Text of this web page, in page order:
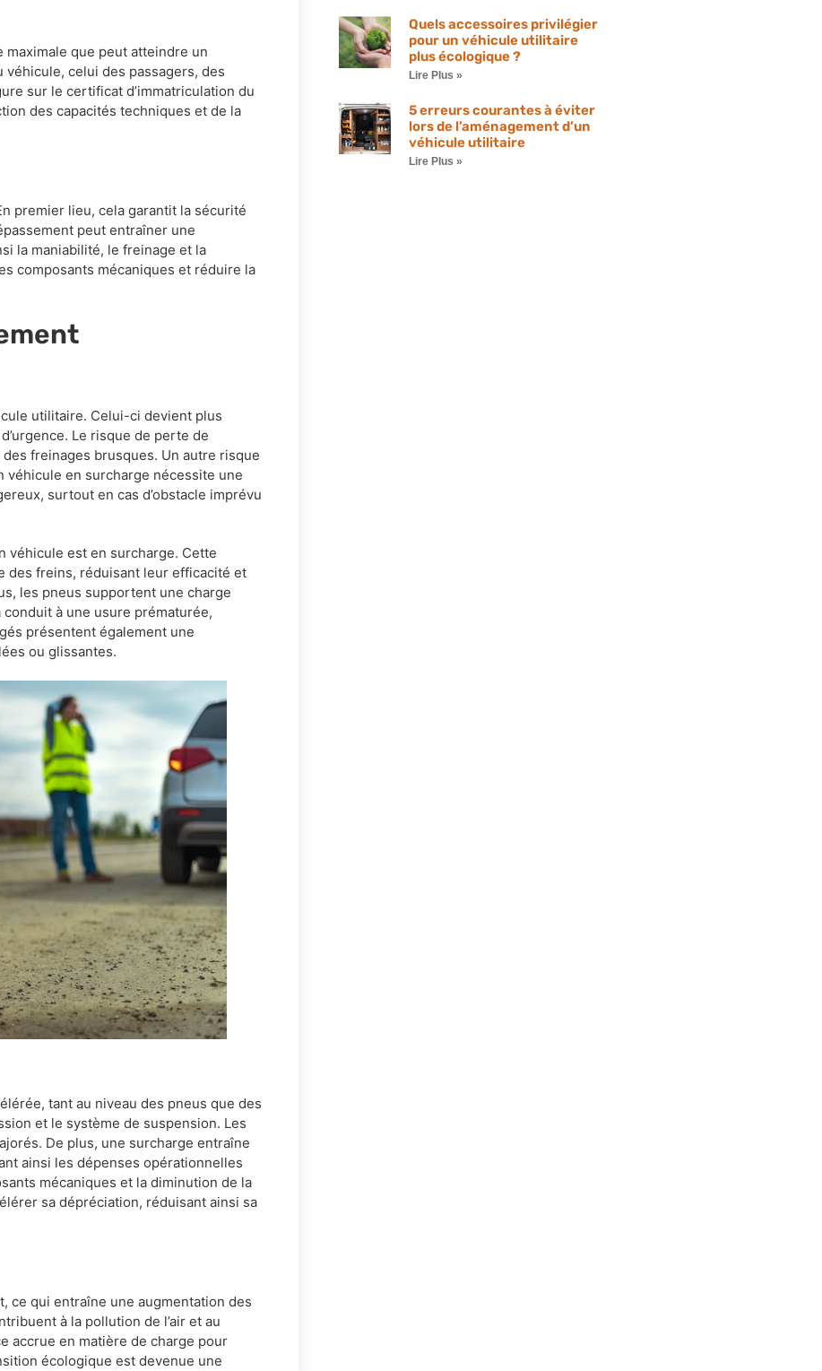
maximale que peut atteindre un
celui des passagers, des
sur le certificat d’immatriculation du
des capacités techniques et de la
premier lieu, cela garantit la sécurité
peut entraîner une
la maniabilité, le freinage et la
composants mécaniques et réduire la
utilitaire. Celui-ci devient plus
Le risque de perte de
freinages brusques. Un autre risque
véhicule en surcharge nécessite une
surtout en cas d’obstacle imprévu
véhicule est en surcharge. Cette
des freins, réduisant leur efficacité et
les pneus supportent une charge
à une usure prématurée,
présentent également une
ou glissantes.
tant au niveau des pneus que des
et le système de suspension. Les
De plus, une surcharge entraîne
ainsi les dépenses opérationnelles
mécaniques et la diminution de la
sa dépréciation, réduisant ainsi sa
ce qui entraîne une augmentation des
à la pollution de l’air et au
accrue en matière de charge pour
écologique est devenue une
Quels accessoires privilégier
pour un véhicule utilitaire
plus écologique ?
Lire Plus »
5 erreurs courantes à éviter
lors de l’aménagement d’un
véhicule utilitaire
Lire Plus »